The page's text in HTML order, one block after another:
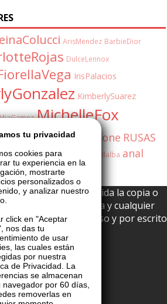
ArisMendez BarbieDior
DulceLennox
IrisPalacios
KimberlySuarez
MichelleFox
OliviaStone RUSAS
ShannonBellini ValeriaVillalba anal
5548171077
VIP • Prohibida la copia o
o total de esta página y cualquier
sin permiso expreso y por escrito
La Boutique VIP.
tu privacidad
cookies para
tu experiencia en la
mostrarte
personalizados o
y analizar nuestro
click en "Aceptar
nos das tu
de usar
las cuales están
por nuestra
de Privacidad. La
se almacenan
navegador por 60 días,
removerlas en